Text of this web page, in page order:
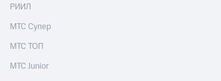
акционеров
кабинет
Акционерный
РИИЛ
МТС Супер
МТС ТОП
МТС Junior